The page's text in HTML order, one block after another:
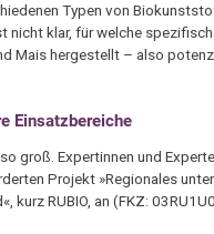
Typen von
klar, für welche
Mais hergestellt – also
Einsatzbereiche
groß. Expertinnen und
Projekt »Regionales
RUBIO, an (FKZ: